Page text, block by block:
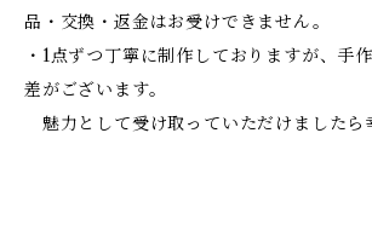
品・交換・返金はお受けできません。
・1点ずつ丁寧に制作しておりますが、手
差がございます。
魅力として受け取っていただけましたら